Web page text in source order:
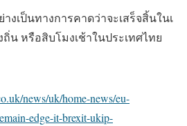
งเป็นทางการคาดว่าจะเสร็จสิ้นในเ
ถิ่นหรือสิบโมงเช้าในประเทศไทย
news/uk/home-news/eu-
edge-it-brexit-ukip-